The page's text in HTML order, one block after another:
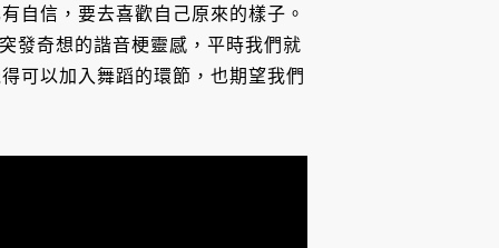
自信，要去喜歡自己原來的樣子。
發奇想的諧音梗靈感，平時我們就
可以加入舞蹈的環節，也期望我們